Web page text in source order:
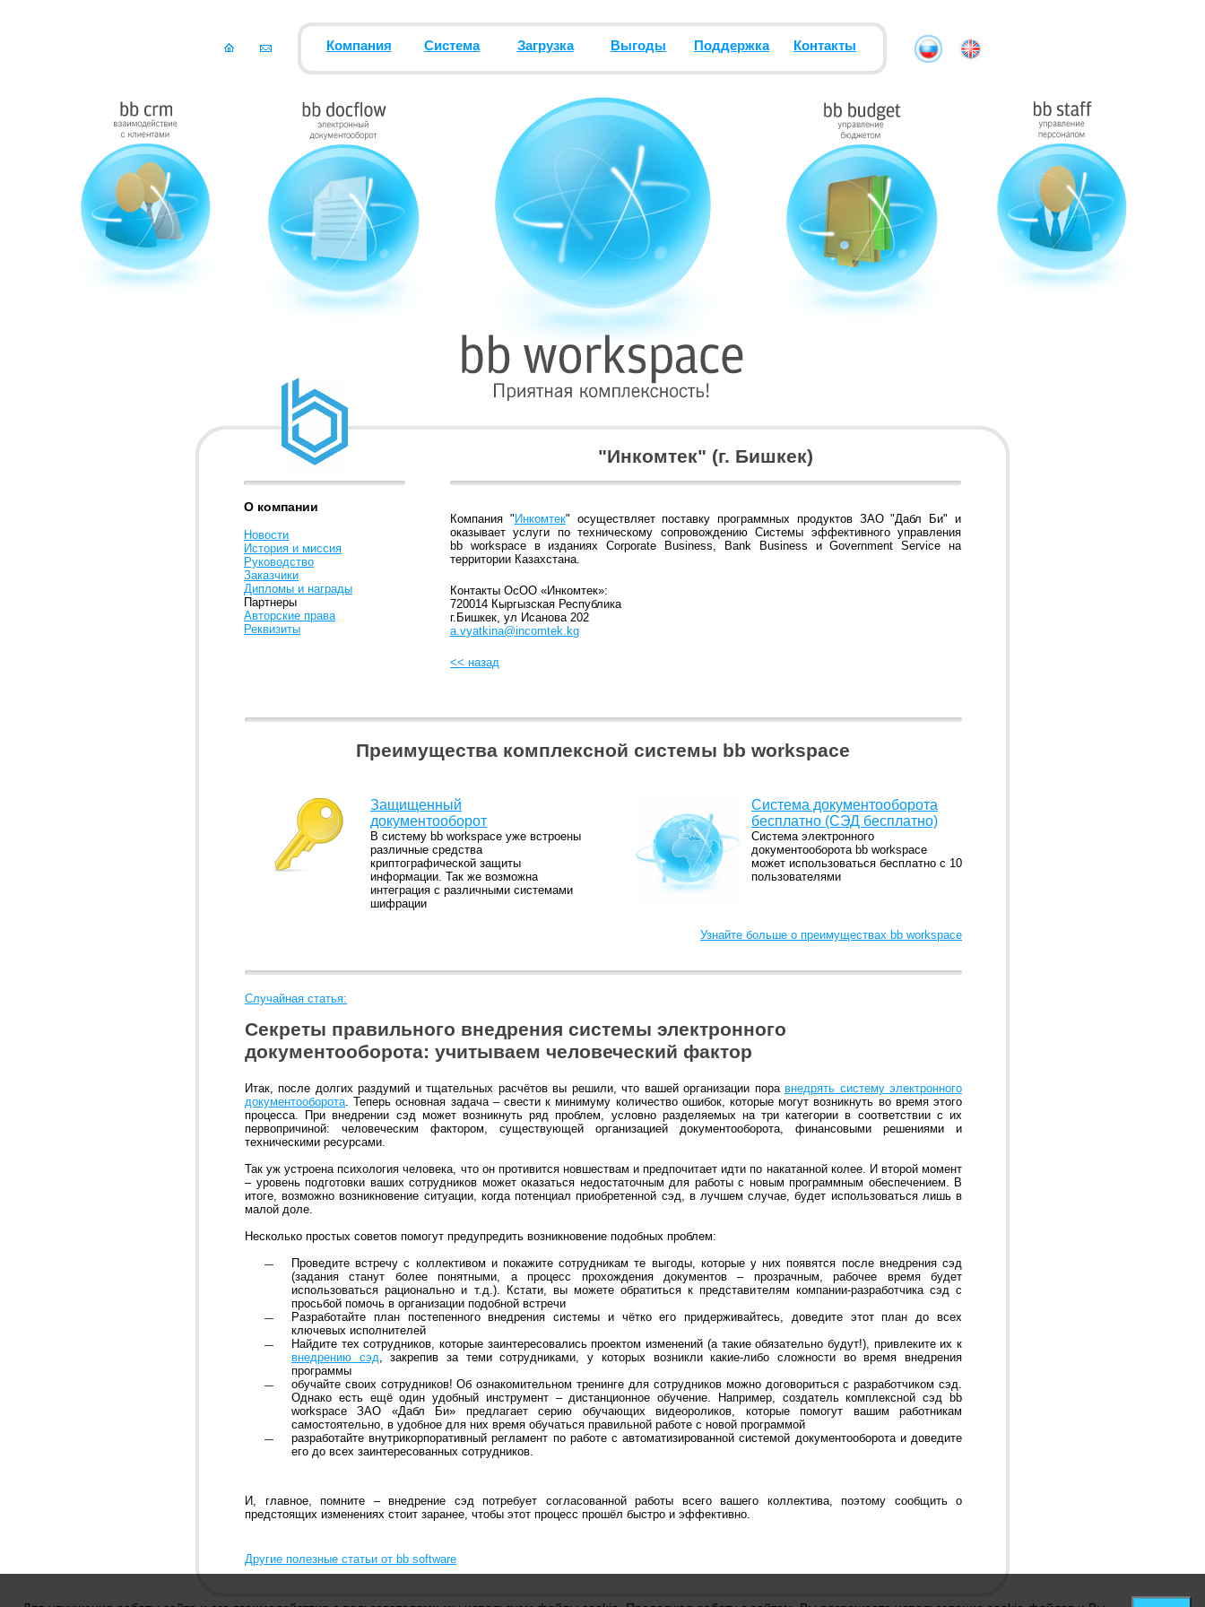
Компания Система Загрузка Выгоды Поддержка Контакты
О компании
Новости
История и миссия
Руководство
Заказчики
Дипломы и награды
Партнеры
Авторские права
Реквизиты
"Инкомтек" (г. Бишкек)
Компания " Инкомтек" осуществляет поставку программных продуктов ЗАО "Дабл Би" и
оказывает услуги по техническому сопровождению Системы эффективного управления
bb workspace в изданиях Corporate Business, Bank Business и Government Service на
территории Казахстана.
Контакты ОсОО «Инкомтек»:
720014 Кыргызская Республика
г.Бишкек, ул Исанова 202
a.vyatkina@incomtek.kg
<< назад
Преимущества комплексной системы bb workspace
Защищенный
документооборот
В систему bb workspace уже встроены
различные средства
криптографической защиты
информации. Так же возможна
интеграция с различными системами
шифрации
Система документооборота
бесплатно (СЭД бесплатно)
Система электронного
документооборота bb workspace
может использоваться бесплатно с 10
пользователями
Узнайте больше о преимуществах bb workspace
Случайная статья:
Секреты правильного внедрения системы электронного
документооборота: учитываем человеческий фактор
Итак, после долгих раздумий и тщательных расчётов вы решили, что вашей организации поравнедрять систему электронного
документооборота. Теперь основная задача – свести к минимуму количество ошибок, которые могут возникнуть во время этого
процесса. При внедрении сэд может возникнуть ряд проблем, условно разделяемых на три категории в соответствии с их
первопричиной: человеческим фактором, существующей организацией документооборота, финансовыми решениями и
техническими ресурсами.
Так уж устроена психология человека, что он противится новшествам и предпочитает идти по накатанной колее. И второй момент
– уровень подготовки ваших сотрудников может оказаться недостаточным для работы с новым программным обеспечением. В
итоге, возможно возникновение ситуации, когда потенциал приобретенной сэд, в лучшем случае, будет использоваться лишь в
малой доле.
Несколько простых советов помогут предупредить возникновение подобных проблем:
Проведите встречу с коллективом и покажите сотрудникам те выгоды, которые у них появятся после внедрения сэд
(задания станут более понятными, а процесс прохождения документов – прозрачным, рабочее время будет
использоваться рационально и т.д.). Кстати, вы можете обратиться к представителям компании-разработчика сэд с
просьбой помочь в организации подобной встречи
Разработайте план постепенного внедрения системы и чётко его придерживайтесь, доведите этот план до всех
ключевых исполнителей
Найдите тех сотрудников, которые заинтересовались проектом изменений (а такие обязательно будут!), привлеките их к
внедрению сэд, закрепив за теми сотрудниками, у которых возникли какие-либо сложности во время внедрения
программы
обучайте своих сотрудников! Об ознакомительном тренинге для сотрудников можно договориться с разработчиком сэд.
Однако есть ещё один удобный инструмент – дистанционное обучение. Например, создатель комплексной сэд bb
workspace ЗАО «Дабл Би» предлагает серию обучающих видеороликов, которые помогут вашим работникам
самостоятельно, в удобное для них время обучаться правильной работе с новой программой
разработайте внутрикорпоративный регламент по работе с автоматизированной системой документооборота и доведите
его до всех заинтересованных сотрудников.
И, главное, помните – внедрение сэд потребует согласованной работы всего вашего коллектива, поэтому сообщить о
предстоящих изменениях стоит заранее, чтобы этот процесс прошёл быстро и эффективно.
Другие полезные статьи от bb software